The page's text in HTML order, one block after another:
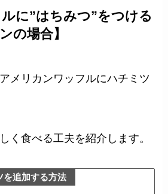
に”はちみつ”をつける
の場合】
メリカンワッフルにハチミツ
く食べる工夫を紹介します。
を追加する方法